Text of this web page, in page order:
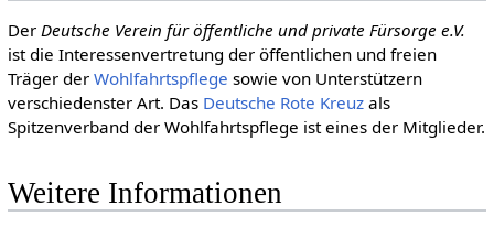
Der Deutsche Verein für öffentliche und private Fürsorge e.V.
ist die Interessenvertretung der öffentlichen und freien
Träger der Wohlfahrtspflege sowie von Unterstützern
verschiedenster Art. Das Deut­sche Rote Kreuzals
Spitzenverband der Wohlfahrtspflege ist eines der Mitglieder.
Weitere Informationen